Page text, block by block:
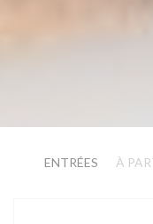
ENTRÉES À